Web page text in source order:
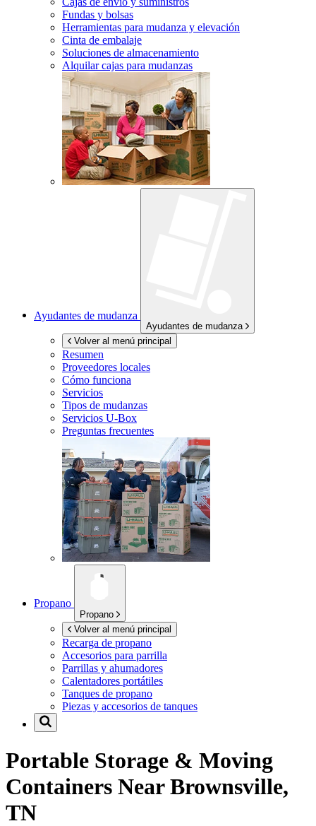
Fundas y bolsas
Herramientas para mudanza y elevación
Cinta de embalaje
Soluciones de almacenamiento
Alquilar cajas para mudanzas
Ayudantes de mudanza
Ayudantes de mudanza
Volver al menú principal
Resumen
Proveedores locales
Cómo funciona
Servicios
Tipos de mudanzas
Servicios U-Box
Preguntas frecuentes
Propano
Propano
Volver al menú principal
Recarga de propano
Accesorios para parrilla
Parrillas y ahumadores
Calentadores portátiles
Tanques de propano
Piezas y accesorios de tanques
Portable Storage & Moving
Containers NearBrownsville,
TN